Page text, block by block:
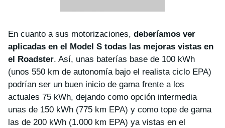
En cuanto a sus motorizaciones, deberíamos ver
aplicadas en el Model S todas las mejoras vistas en
el Roadster. Así, unas baterías base de 100 kWh
(unos 550 km de autonomía bajo el realista ciclo EPA)
podrían ser un buen inicio de gama frente a los
actuales 75 kWh, dejando como opción intermedia
unas de 150 kWh (775 km EPA) y como tope de gama
las de 200 kWh (1.000 km EPA) ya vistas en el